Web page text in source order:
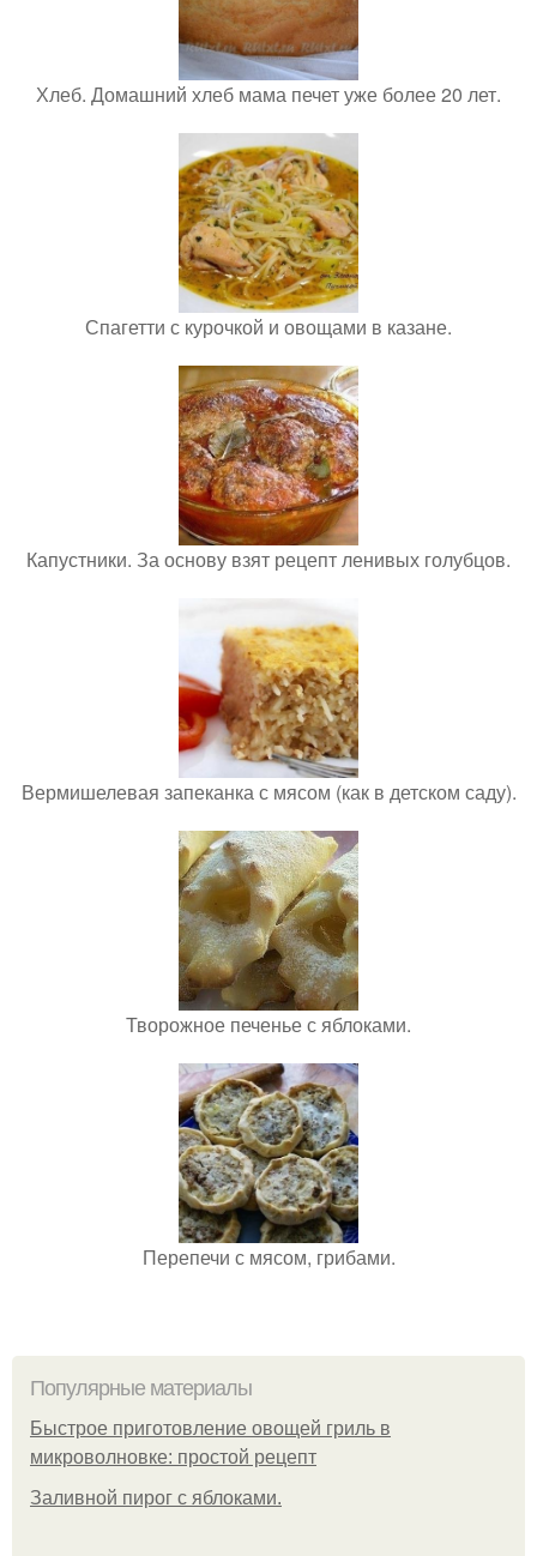
Хлеб. Домашний хлеб мама печет уже более 20 лет.
Спагетти с курочкой и овощами в казане.
Капустники. За основу взят рецепт ленивых голубцов.
Вермишелевая запеканка с мясом (как в детском саду).
Творожное печенье с яблоками.
Перепечи с мясом, грибами.
Популярные материалы
Быстрое приготовление овощей гриль в
микроволновке: простой рецепт
Заливной пирог с яблоками.